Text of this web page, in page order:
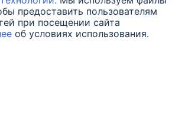
предоставить пользователям
при посещении сайта
об условиях использования.